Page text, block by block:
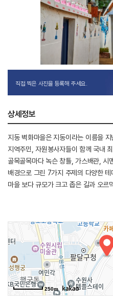
직접 찍은 사진을 등록해 주세요.
상세정보
지동 벽화마을은 지동이라는 이름을
지역주민, 자원봉사자들이 함께 국내
골목골목마다 녹슨 창틀, 가스배관, 시
배경으로 그린 7가지 주제의 다양한
마을 보다 규모가 크고 좁은 길과 오르
방문하는 것을 추천한다. 그리고 이
(김다미)의 집이다. 맞은편에 무지개
인증샷을 남기는 팬들도 많다.
250m